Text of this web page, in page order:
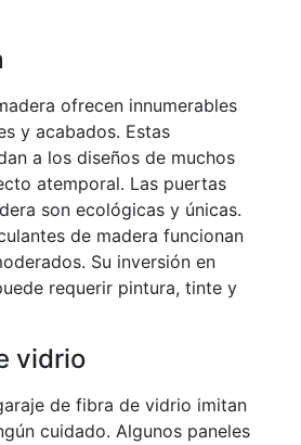
ofrecen innumerables
y acabados. Estas
a los diseños de muchos
atemporal. Las puertas
son ecológicas y únicas.
de madera funcionan
Su inversión en
requerir pintura, tinte y
vidrio
de fibra de vidrio imitan
cuidado. Algunos paneles